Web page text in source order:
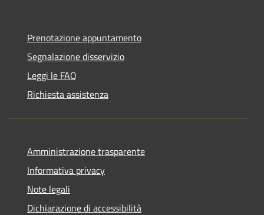
Prenotazione appuntamento
Segnalazione disservizio
Leggi le FAQ
Richiesta assistenza
Amministrazione trasparente
Informativa privacy
Note legali
Dichiarazione di accessibilità